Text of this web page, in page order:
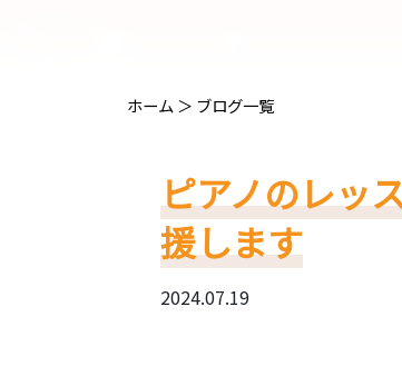
ホーム ＞ ブログ一覧
ピアノのレッ
援します
2024.07.19